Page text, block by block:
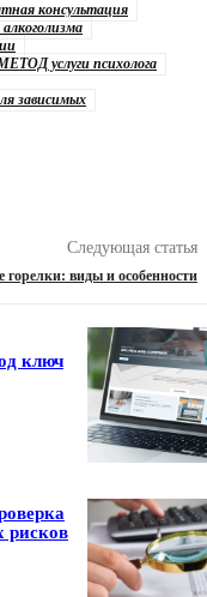
консультация
алкоголизма
услуги психолога
зависимых
Следующая статья
горелки: виды и особенности
ключ
рисков